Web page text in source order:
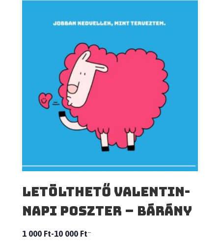
Letölthető Valentin-
napi poszter – Bárány
1 000 Ft –
10 000 Ft